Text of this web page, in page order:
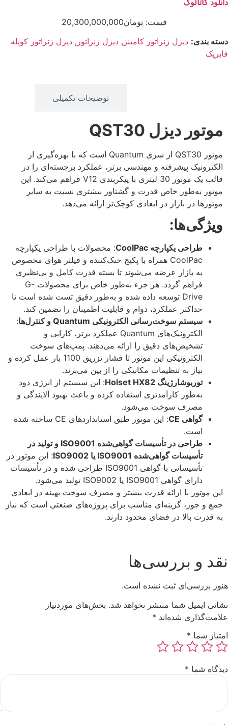
دانلود کاتالوگ
قیمت:تومان20,300,000,000
دسته بندی: دیزل ژنراتور کامینز , دیزل ژنراتور , دیزل ژنراتور کوپله
فابریک
توضیحات تکمیلی
موتور دیزل QST30
موتور QST30 از سری Quantum است که با بهره‌گیری از
الکترونیک پیشرفته و مهندسی برتر، عملکرد برجسته‌ای را در
قالب یک موتور 30 لیتری با پیکربندی V12 فراهم می‌کند. این
موتور به‌طور خاص قدرت و گشتاور بیشتری نسبت به سایر
موتورها در بازار در ابعادی کوچک‌تر ارائه می‌دهد.
ویژگی‌ها:
طراحی یکپارچه CoolPac
: محصولات با طراحی یکپارچه
CoolPac همراه با پکیج خنک‌کننده و فیلتر هوای مخصوص
به بازار عرضه می‌شوند تا بسته قدرت کامل و بی‌نظیری
فراهم گردد. هر جزء به‌طور خاص برای محصولات G-
Drive توسعه داده شده و به‌طور دقیق تست شده است تا
حداکثر عملکرد، دوام و قابلیت اطمینان را تضمین کند.
سیستم سوخت‌رسانی الکترونیکی Quantum و کنترل‌ها
:
الکترونیک‌های Quantum عملکرد برتر، کارایی و
تشخیص‌های دقیق را ارائه می‌دهند. پمپ‌های سوخت
الکترونیکی این موتور تا فشار تزریق 1100 بار عمل کرده و
نیاز به تنظیمات مکانیکی را از بین می‌برند.
توربوشارژینگ Holset HX82
: این سیستم از انرژی دود
به‌طور کارآمدتری استفاده کرده و باعث بهبود آلایندگی و
مصرف سوخت می‌شود.
گواهی CE
: این موتور طبق استانداردهای CE ساخته شده
است.
طراحی در تأسیسات گواهی‌شده ISO9001 و تولید در
تأسیسات گواهی‌شده ISO9001 یا ISO9002
: این موتور در
تأسیساتی با گواهی ISO9001 طراحی شده و در تأسیسات
دارای گواهی ISO9001 یا ISO9002 تولید می‌شود.
این موتور با ارائه قدرت بیشتر و مصرف سوخت بهینه در ابعادی
جمع و جور، گزینه‌ای مناسب برای پروژه‌های صنعتی است که نیاز
به قدرت بالا در فضای محدود دارند.
نقد و بررسی‌ها
هنوز بررسی‌ای ثبت نشده است.
نشانی ایمیل شما منتشر نخواهد شد. بخش‌های موردنیاز
علامت‌گذاری شده‌اند *
امتیاز شما *
دیدگاه شما *